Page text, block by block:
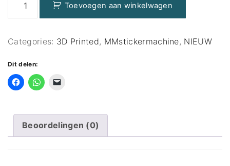
19
aantal
Toevoegen aan winkelwagen
Categories: 3D Printed, MMstickermachine, NIEUW
Dit delen:
Beoordelingen (0)